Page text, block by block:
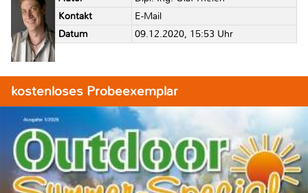
Kontakt
E-Mail
Datum
09.12.2020, 15:53 Uhr
kostenloses Probeexemplar